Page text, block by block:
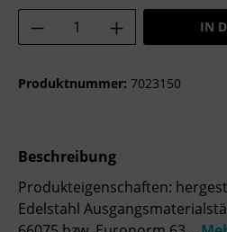
Produkt Anzahl: Gib
IN
Produktnummer: 7023150
Beschreibung
Produkteigenschaften:
Edelstahl